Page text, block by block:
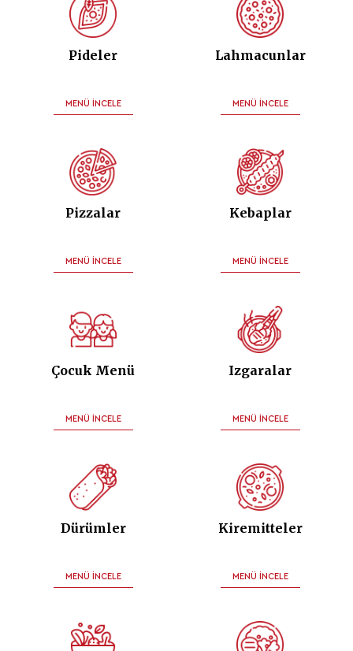
Pideler
MENÜ İNCELE
Lahmacunlar
MENÜ İNCELE
Pizzalar
MENÜ İNCELE
Kebaplar
MENÜ İNCELE
Çocuk Menü
MENÜ İNCELE
Izgaralar
MENÜ İNCELE
Dürümler
MENÜ İNCELE
Kiremitteler
MENÜ İNCELE